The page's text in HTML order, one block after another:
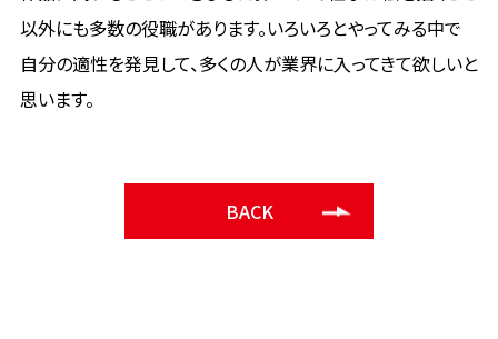
以外にも多数の役職があります。いろいろとやってみる中で
自分の適性を発見して、多くの人が業界に入ってきて欲しいと
思います。
BACK